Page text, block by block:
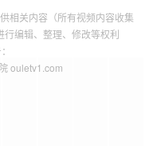
相关内容（所有视频内容收集
编辑、整理、修改等权利
ouletv1.com